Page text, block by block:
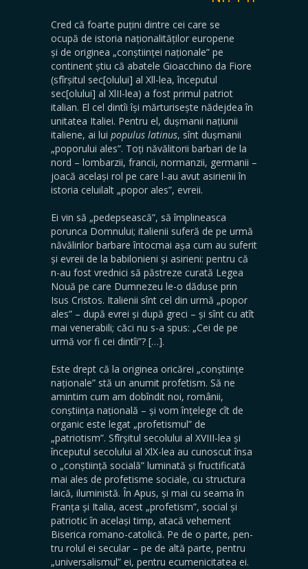
Cred că foarte puțini dintre cei care se
ocupă de istoria naționalităților europene
și de originea „conștiinței națio­nale” pe
continent știu că abatele Gioacchino da Fiore
(sfîrșitul sec[olului] al Xll-lea, începutul
sec[olului] al XlII-lea) a fost primul patriot
italian. El cel dintîi își mărturisește nădejdea în
unitatea Italiei. Pentru el, dușmanii națiunii
italiene, ai lui populus latinus, sînt dușmanii
„poporului ales”. Toți năvălitorii barbari de la
nord – lombarzii, francii, normanzii, germanii –
joacă același rol pe care l-au avut asirienii în
istoria celuilalt „popor ales”, evreii.
Ei vin să „pedepsească”, să împlineasca
porunca Dom­nului; italienii suferă de pe urmă
năvălirilor barbare în­tocmai așa cum au suferit
și evreii de la babilonieni și asirieni: pentru că
n-au fost vrednici să păstreze curată Legea
Nouă pe care Dumnezeu le-o dăduse prin
Isus Cristos. Italienii sînt cel din urmă „popor
ales” – după evrei și după greci – și sînt cu atît
mai venerabili; căci nu s-a spus: „Cei de pe
urmă vor fi cei dintîi”? […].
Este drept că la originea oricărei „conștiințe
naționale” stă un anumit profetism. Să ne
amintim cum am dobîndit noi, românii,
conștiința națională – și vom înțelege cît de
organic este legat „profetismul” de
„patriotism”. Sfîrșitul secolului al XVIII-lea și
începutul secolului al XlX-lea au cunoscut însa
o „conștiință socială” luminată și fruc­tificată
mai ales de profetisme sociale, cu structura
laică, iluministă. În Apus, și mai cu seama în
Franța și Italia, acest „profetism”, social și
patriotic în același timp, atacă vehement
Biserica romano-catolică. Pe de o parte, pen­
tru rolul ei secular – pe de altă parte, pentru
„universa­lismul” ei, pentru ecumenicitatea ei.